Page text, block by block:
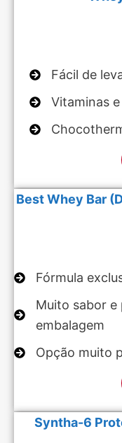
Fácil de
Vitaminas
Best Whey Bar
Fórmula
Muito sabor e
embalagem
Opção muito
Syntha-6